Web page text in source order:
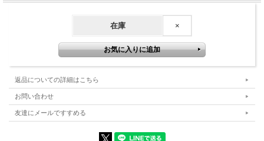
在庫 ×
返品についての詳細はこちら
お問い合わせ
友達にメールですすめる